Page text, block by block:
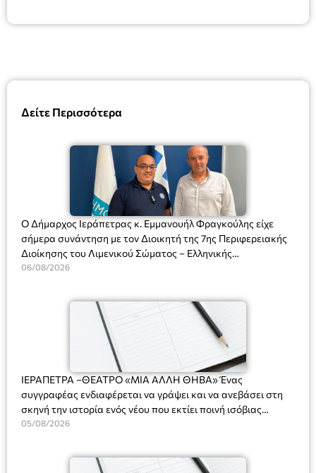
Δείτε Περισσότερα
Ο Δήμαρχος Ιεράπετρας κ. Εμμανουήλ Φραγκούλης είχε
σήμερα συνάντηση με τον Διοικητή της 7ης Περιφερειακής
Διοίκησης του Λιμενικού Σώματος – Ελληνικής
Ακτοφυλακής (Λ.Σ.-ΕΛ.ΑΚΤ.), Αρχιπλοίαρχο Λ.Σ. κ. Ιωάννη
06/08/2026
ΙΕΡΑΠΕΤΡΑ –ΘΕΑΤΡΟ «ΜΙΑ ΑΛΛΗ ΘΗΒΑ» Ένας
συγγραφέας ενδιαφέρεται να γράψει και να ανεβάσει στη
σκηνή την ιστορία ενός νέου που εκτίει ποινή ισόβιας
κάθειρξης για πατροκτονία. Ένα πολυβραβευμένο έργο για
ασθένεια, τον ερωτισμό. Ένα έργο αινιγματικό, συγκινητικό,
όσο και διασκεδαστικό. Ο διακεκριμένος σκηνοθέτης
05/08/2026